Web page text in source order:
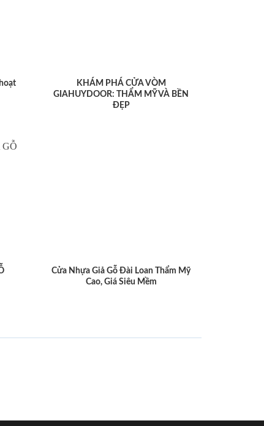
KHÁM PHÁ CỬA VÒM
GIAHUYDOOR: THẨM MỸ VÀ BỀN
ĐẸP
Cửa Nhựa Giả Gỗ Đài Loan Thẩm Mỹ
Cao, Giá Siêu Mềm